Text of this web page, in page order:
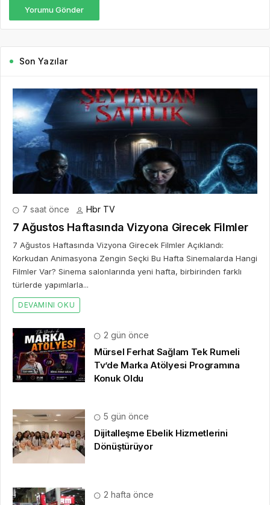
Yorumu Gönder
Son Yazılar
7 saat önce Hbr TV
7 Ağustos Haftasında Vizyona Girecek Filmler
7 Ağustos Haftasında Vizyona Girecek Filmler Açıklandı:
Korkudan Animasyona Zengin Seçki Bu Hafta Sinemalarda Hangi
Filmler Var? Sinema salonlarında yeni hafta, birbirinden farklı
türlerde yapımlarla...
DEVAMINI OKU
2 gün önce
Mürsel Ferhat Sağlam Tek Rumeli
Tv’de Marka Atölyesi Programına
Konuk Oldu
5 gün önce
Dijitalleşme Ebelik Hizmetlerini
Dönüştürüyor
2 hafta önce